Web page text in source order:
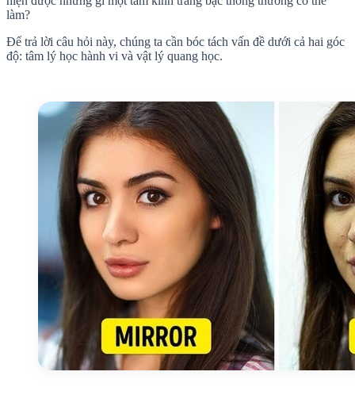
làm?
Để trả lời câu hỏi này, chúng ta cần bóc tách vấn đề dưới cả hai góc
độ: tâm lý học hành vi và vật lý quang học.